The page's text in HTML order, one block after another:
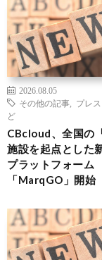
2026.08.05
その他の記事
プレ
ど
CBcloud、全国の
施設を起点とした
プラットフォーム
「MarqGO」開始